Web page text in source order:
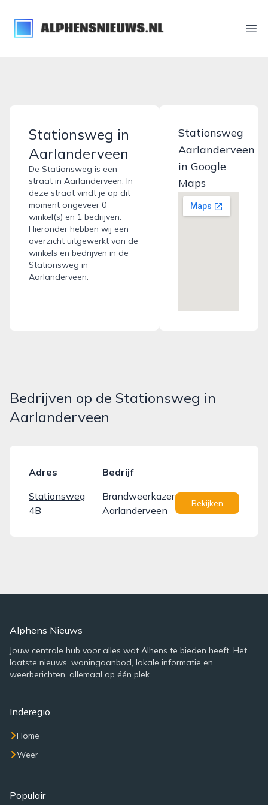
alphensnieuws.nl
Stationsweg in
Aarlanderveen
De Stationsweg is een
straat in Aarlanderveen. In
deze straat vindt je op dit
moment ongeveer 0
winkel(s) en 1 bedrijven.
Hieronder hebben wij een
overzicht uitgewerkt van de
winkels en bedrijven in de
Stationsweg in
Aarlanderveen.
Stationsweg
Aarlanderveen
in Google
Maps
Bedrijven op de Stationsweg in
Aarlanderveen
Adres
Bedrijf
Stationsweg
4B
Brandweerkazerne
Aarlanderveen
Bekijken
Alphens Nieuws
Jouw centrale hub voor alles wat Alhens te bieden heeft. Het
laatste nieuws, woningaanbod, lokale informatie en
weerberichten, allemaal op één plek.
Inderegio
Home
Weer
Populair